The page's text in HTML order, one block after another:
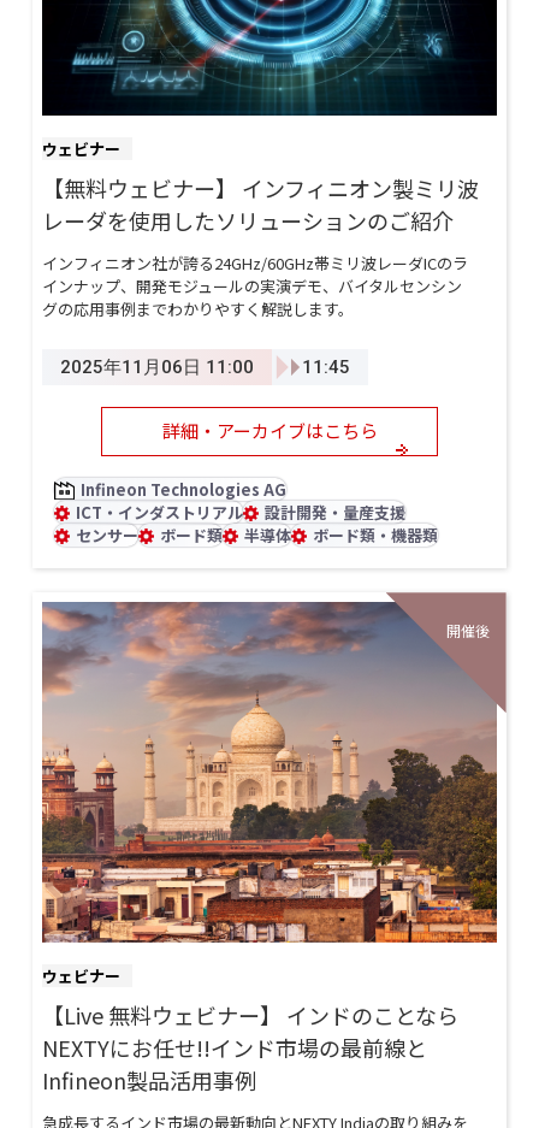
ウェビナー
【無料ウェビナー】 インフィニオン製ミリ波
レーダを使用したソリューションのご紹介
インフィニオン社が誇る24GHz/60GHz帯ミリ波レーダICのラ
インナップ、開発モジュールの実演デモ、バイタルセンシン
グの応用事例までわかりやすく解説します。
2025年11月06日 11:00 11:45
詳細・アーカイブはこちら
Infineon Technologies AG
ICT・インダストリアル
設計開発・量産支援
センサー
ボード類 半導体 ボード類・機器類
ウェビナー
【Live 無料ウェビナー】 インドのことなら
NEXTYにお任せ!!インド市場の最前線と
Infineon製品活用事例
急成長するインド市場の最新動向とNEXTY Indiaの取り組みを